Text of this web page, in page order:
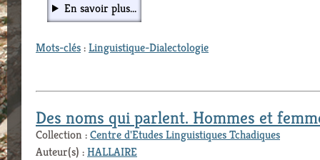
En savoir plus...
Mots-clés:Linguistique-Dialectologie
Des noms qui parlent. Hommes et
Collection :Centre d'Etudes Linguistiques Tchadiques
Auteur(s) :HALLAIRE